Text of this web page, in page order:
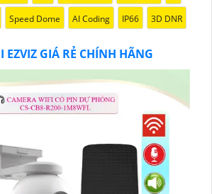
Speed Dome AI Coding IP66 3D DNR
EZVIZ GIÁ RẺ CHÍNH HÃNG